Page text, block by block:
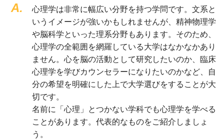
A.
心理学は非常に幅広い分野を持つ学問です。文系と
いうイメージが強いかもしれませんが、精神物理学
や脳科学といった理系分野もあります。そのため、
心理学の全範囲を網羅している大学はなかなかあり
ません。心を脳の活動として研究したいのか、臨床
心理学を学びカウンセラーになりたいのかなど、自
分の希望を明確にした上で大学選びをすることが大
切です。
名前に「心理」とつかない学科でも心理学を学べる
ことがあります。代表的なものをご紹介しましょ
う。